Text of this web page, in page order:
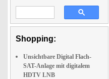
Shopping:
Unsichtbare Digital Flach-
SAT-Anlage mit digitalem
HDTV LNB